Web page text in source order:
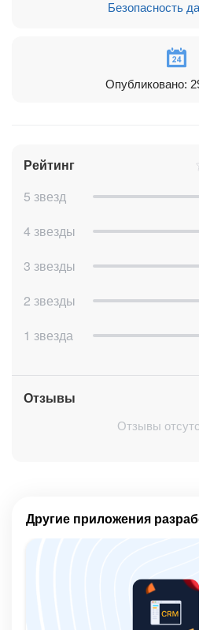
Безопасность
Опубликовано:
Рейтинг
5 звезд
4 звезды
3 звезды
2 звезды
1 звезда
Отзывы
Отзывы
Другие приложения